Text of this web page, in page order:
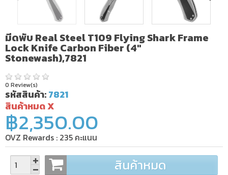
มีดพับ Real Steel T109 Flying Shark Frame
Lock Knife Carbon Fiber (4"
Stonewash),7821
0 Review(s)
รหัสสินค้า:7821
สินค้าหมด X
฿2,350.00
OVZ Rewards : 235 คะแนน
สินค้าหมด